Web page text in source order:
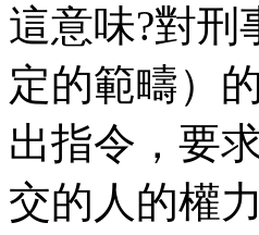
這意味?對刑
定的範疇）
出指令，要
交的人的權